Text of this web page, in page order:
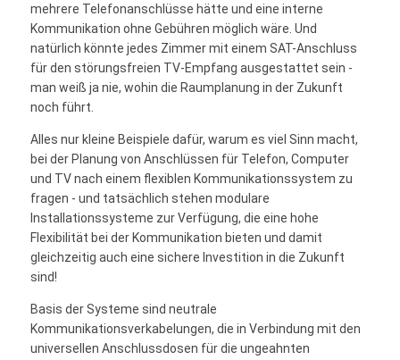
mehrere Telefonanschlüsse hätte und eine interne
Kommunikation ohne Gebühren möglich wäre. Und
natürlich könnte jedes Zimmer mit einem SAT-Anschluss
für den störungsfreien TV-Empfang ausgestattet sein -
man weiß ja nie, wohin die Raumplanung in der Zukunft
noch führt.
Alles nur kleine Beispiele dafür, warum es viel Sinn macht,
bei der Planung von Anschlüssen für Telefon, Computer
und TV nach einem flexiblen Kommunikationssystem zu
fragen - und tatsächlich stehen modulare
Installationssysteme zur Verfügung, die eine hohe
Flexibilität bei der Kommunikation bieten und damit
gleichzeitig auch eine sichere Investition in die Zukunft
sind!
Basis der Systeme sind neutrale
Kommunikationsverkabelungen, die in Verbindung mit den
universellen Anschlussdosen für die ungeahnten